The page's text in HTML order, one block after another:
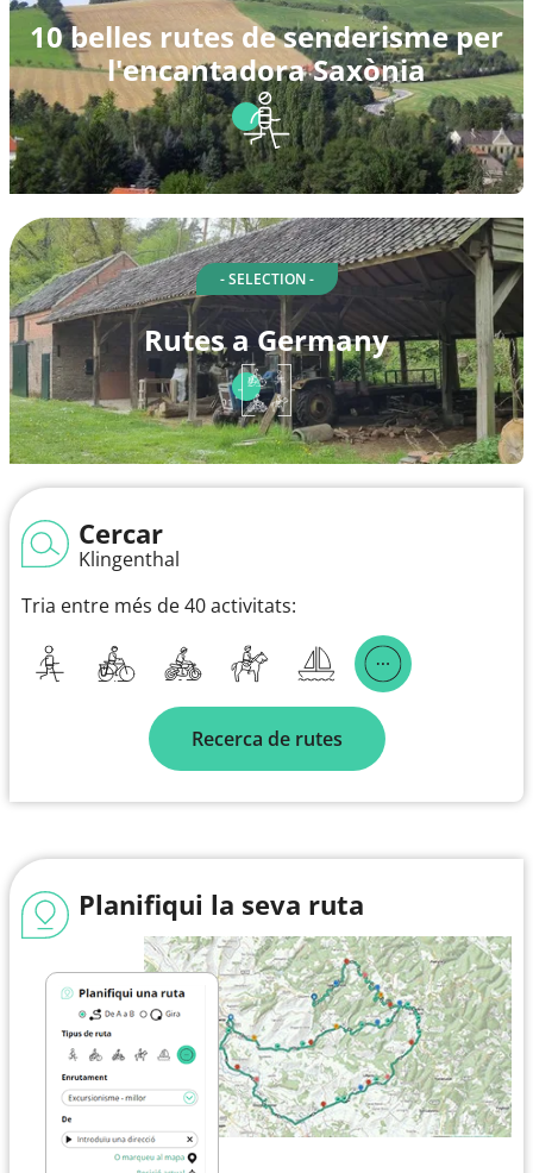
10 belles rutes de senderisme per
l'encantadora Saxònia
- SELECTION -
Rutes a Germany
Cercar
Klingenthal
Tria entre més de 40 activitats:
Recerca de rutes
Planifiqui la seva ruta